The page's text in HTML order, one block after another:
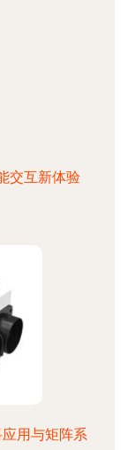
交互新体验
用与矩阵系